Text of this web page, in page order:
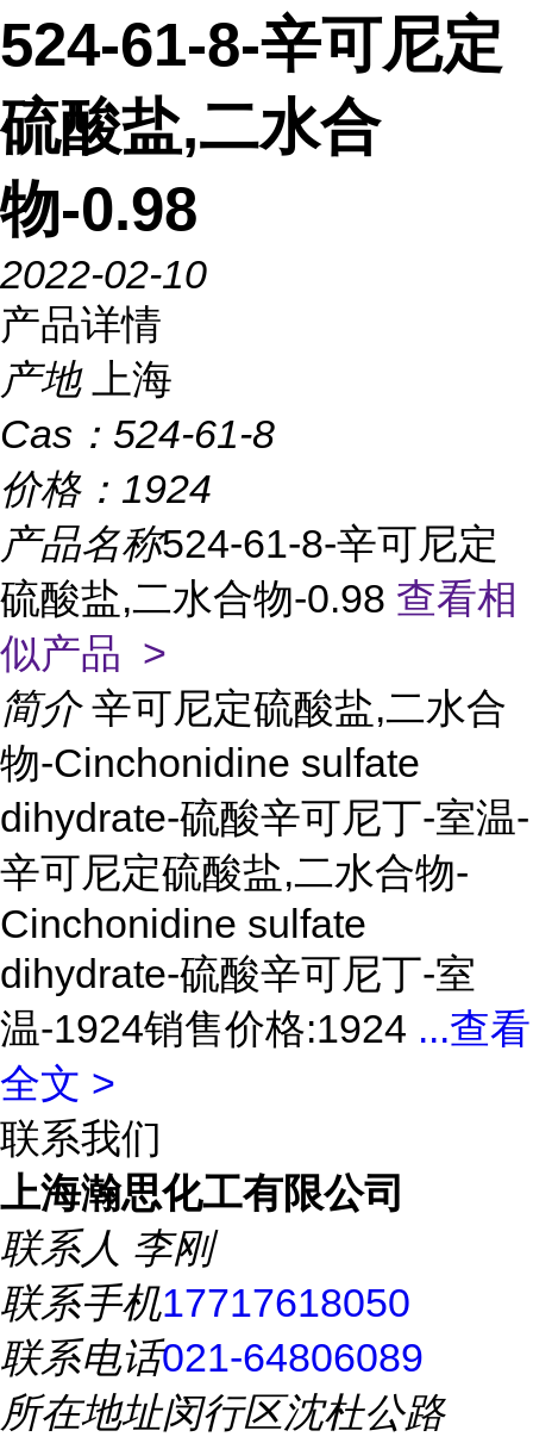
524-61-8-辛可尼定
硫酸盐,二水合
物-0.98
2022-02-10
产品详情
产地
上海
Cas： 524-61-8
价格： 1924
产品名称524-61-8-辛可尼定
硫酸盐,二水合物-0.98 查看相
似产品 >
简介 辛可尼定硫酸盐,二水合
物-Cinchonidine sulfate
dihydrate-硫酸辛可尼丁-室温-
辛可尼定硫酸盐,二水合物-
Cinchonidine sulfate
dihydrate-硫酸辛可尼丁-室
温-1924销售价格:1924 ...查看
全文 >
联系我们
上海瀚思化工有限公司
联系人 李刚
联系手机17717618050
联系电话021-64806089
所在地址闵行区沈杜公路